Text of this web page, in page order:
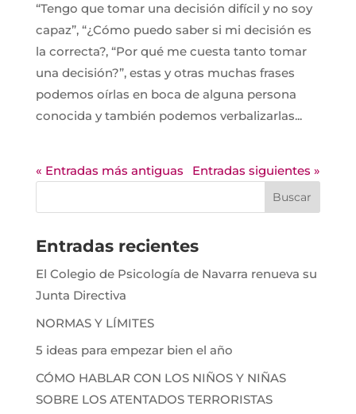
“Tengo que tomar una decisión difícil y no soy
capaz”, “¿Cómo puedo saber si mi decisión es
la correcta?, “Por qué me cuesta tanto tomar
una decisión?”, estas y otras muchas frases
podemos oírlas en boca de alguna persona
conocida y también podemos verbalizarlas...
« Entradas más antiguas Entradas siguientes »
Entradas recientes
El Colegio de Psicología de Navarra renueva su
Junta Directiva
NORMAS Y LÍMITES
5 ideas para empezar bien el año
CÓMO HABLAR CON LOS NIÑOS Y NIÑAS
SOBRE LOS ATENTADOS TERRORISTAS